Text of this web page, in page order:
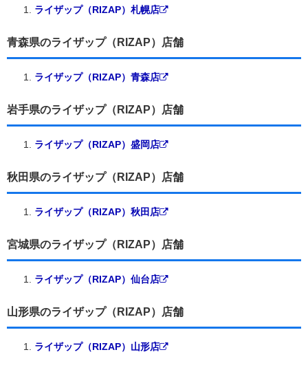
ライザップ（RIZAP）札幌店
青森県のライザップ（RIZAP）店舗
ライザップ（RIZAP）青森店
岩手県のライザップ（RIZAP）店舗
ライザップ（RIZAP）盛岡店
秋田県のライザップ（RIZAP）店舗
ライザップ（RIZAP）秋田店
宮城県のライザップ（RIZAP）店舗
ライザップ（RIZAP）仙台店
山形県のライザップ（RIZAP）店舗
ライザップ（RIZAP）山形店